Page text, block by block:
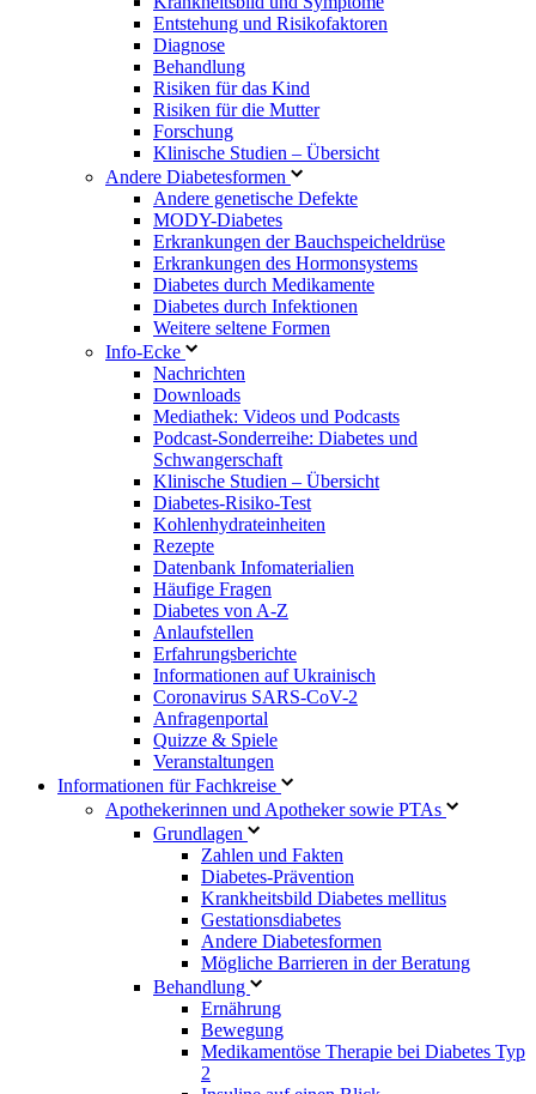
Entstehung und Risikofaktoren
Diagnose
Behandlung
Risiken für das Kind
Risiken für die Mutter
Forschung
Klinische Studien – Übersicht
Andere Diabetesformen
Andere genetische Defekte
MODY-Diabetes
Erkrankungen der Bauchspeicheldrüse
Erkrankungen des Hormonsystems
Diabetes durch Medikamente
Diabetes durch Infektionen
Weitere seltene Formen
Info-Ecke
Nachrichten
Downloads
Mediathek: Videos und Podcasts
Podcast-Sonderreihe: Diabetes und
Schwangerschaft
Klinische Studien – Übersicht
Diabetes-Risiko-Test
Kohlenhydrateinheiten
Rezepte
Datenbank Infomaterialien
Häufige Fragen
Diabetes von A-Z
Anlaufstellen
Erfahrungsberichte
Informationen auf Ukrainisch
Coronavirus SARS-CoV-2
Anfragenportal
Quizze & Spiele
Veranstaltungen
Informationen für Fachkreise
Apothekerinnen und Apotheker sowie PTAs
Grundlagen
Zahlen und Fakten
Diabetes-Prävention
Krankheitsbild Diabetes mellitus
Gestationsdiabetes
Andere Diabetesformen
Mögliche Barrieren in der Beratung
Behandlung
Ernährung
Bewegung
Medikamentöse Therapie bei Diabetes Typ
2